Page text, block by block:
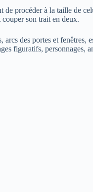
de procéder à la taille de
son trait en deux.
des portes et fenêtres,
figuratifs, personnages,